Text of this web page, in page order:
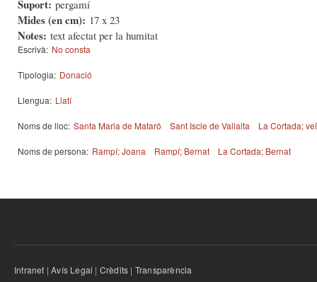
Suport: pergamí
Mides (en cm): 17 x 23
Notes: text afectat per la humitat
Escrivà: No consta
Tipologia: Donació
Llengua: Llatí
Noms de lloc: Santa Maria de Mataró Sant Iscle de Vallalta La Cortada;
Noms de persona: Rampí; Joana Rampí; Bernat La Cortada; Bernat
Intranet |Avís Legal | Crèdits | Transparència